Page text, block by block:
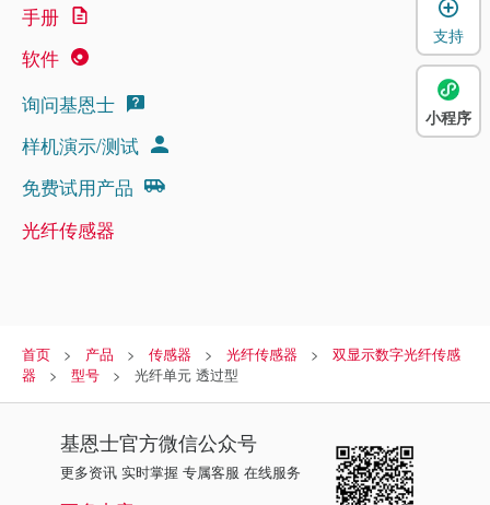
手册
软件
询问基恩士
样机演示/测试
免费试用产品
光纤传感器
首页 产品 传感器 光纤传感器
双显示数字光纤传感
器
型号 光纤单元 透过型
基恩士官方微信公众号
更多资讯 实时掌握 专属客服 在线服务
支持
小程序